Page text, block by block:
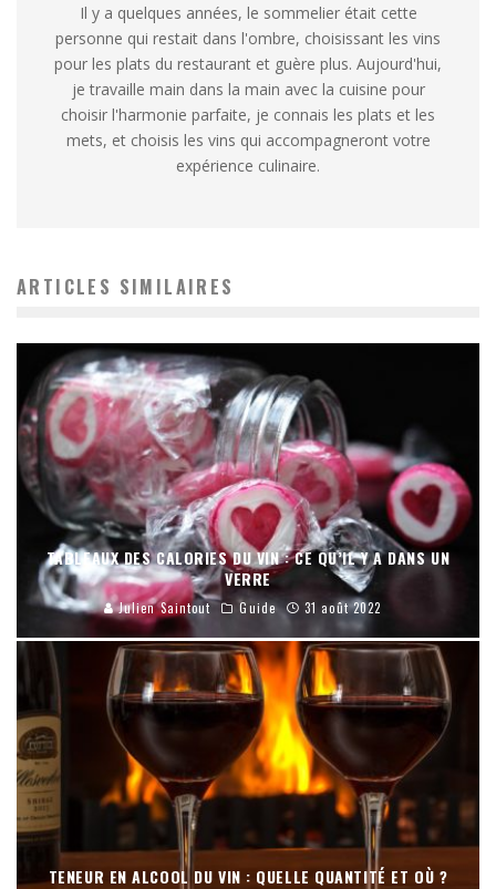
Il y a quelques années, le sommelier était cette
personne qui restait dans l'ombre, choisissant les vins
pour les plats du restaurant et guère plus. Aujourd'hui,
je travaille main dans la main avec la cuisine pour
choisir l'harmonie parfaite, je connais les plats et les
mets, et choisis les vins qui accompagneront votre
expérience culinaire.
ARTICLES SIMILAIRES
TABLEAUX DES CALORIES DU VIN : CE QU’IL Y A DANS UN
VERRE
Julien Saintout Guide 31 août 2022
TENEUR EN ALCOOL DU VIN : QUELLE QUANTITÉ ET OÙ ?